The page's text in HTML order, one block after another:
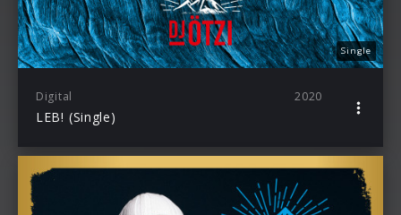
Single
Digital 2020
LEB! (Single)